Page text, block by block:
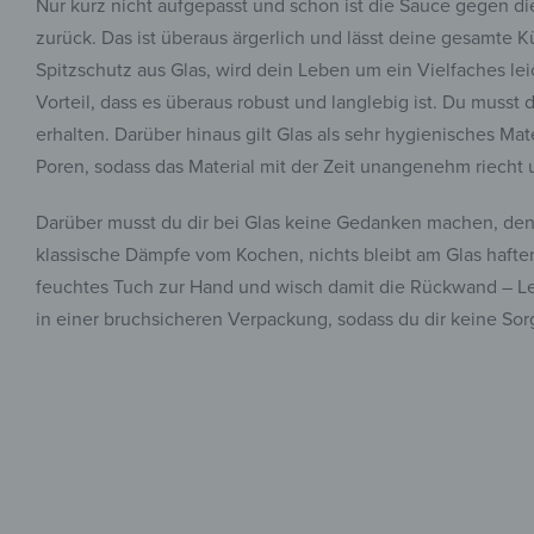
Nur kurz nicht aufgepasst und schon ist die Sauce gegen
zurück. Das ist überaus ärgerlich und lässt deine
Spitzschutz aus Glas, wird dein Leben um ein Vielfaches
Vorteil, dass es überaus robust und langlebig ist. Du
erhalten. Darüber hinaus gilt Glas als sehr hygienisches
Poren, sodass das Material mit der Zeit unangenehm
Darüber musst du dir bei Glas keine Gedanken machen,
klassische Dämpfe vom Kochen, nichts bleibt am Glas
feuchtes Tuch zur Hand und wisch damit die Rückwand –
in einer bruchsicheren Verpackung, sodass du dir keine